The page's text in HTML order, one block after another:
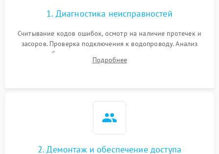
Проблемы с1. Диагностика неисправностей
Считывание кодов ошибок, осмотр на наличие протечек и
засоров. Проверка подключения к водопроводу. Анализ
жалоб на отсутствие слива, нагрева, вращения
разбрызгивателей или срабатывание системы защиты
Подробнее
2. Демонтаж и обеспечение доступа